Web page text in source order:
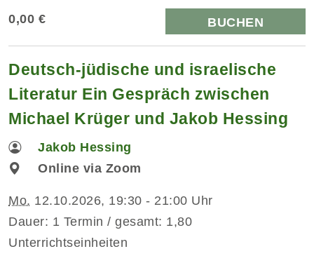
0,00 € BUCHEN
Deutsch-jüdische und israelische
Literatur Ein Gespräch zwischen
Michael Krüger und Jakob Hessing
Jakob Hessing
Online via Zoom
Mo. 12.10.2026, 19:30 - 21:00 Uhr
Dauer: 1 Termin / gesamt: 1,80
Unterrichtseinheiten